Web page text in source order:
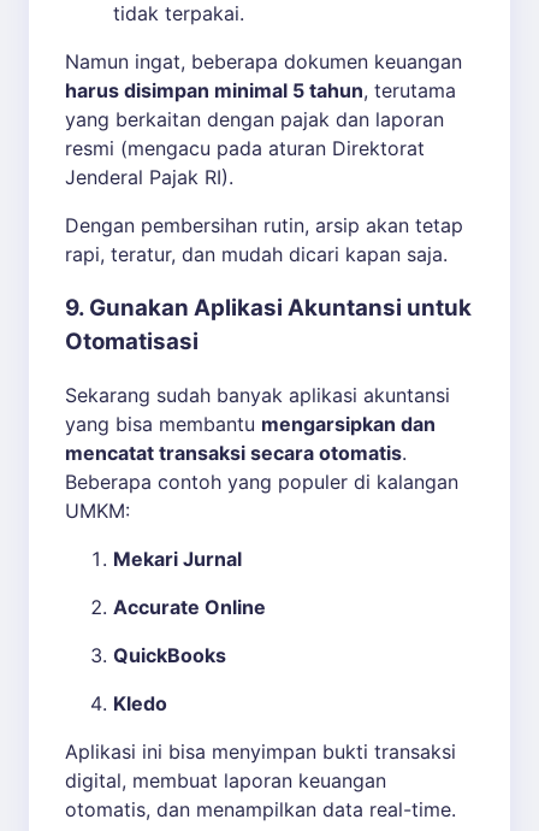
tidak terpakai.
Namun ingat, beberapa dokumen keuangan
harus disimpan minimal 5 tahun, terutama
yang berkaitan dengan pajak dan laporan
resmi (mengacu pada aturan Direktorat
Jenderal Pajak RI).
Dengan pembersihan rutin, arsip akan tetap
rapi, teratur, dan mudah dicari kapan saja.
9. Gunakan Aplikasi Akuntansi untuk
Otomatisasi
Sekarang sudah banyak aplikasi akuntansi
yang bisa membantu mengarsipkan dan
mencatat transaksi secara otomatis.
Beberapa contoh yang populer di kalangan
UMKM:
Mekari Jurnal
Accurate Online
QuickBooks
Kledo
Aplikasi ini bisa menyimpan bukti transaksi
digital, membuat laporan keuangan
otomatis, dan menampilkan data real-time.